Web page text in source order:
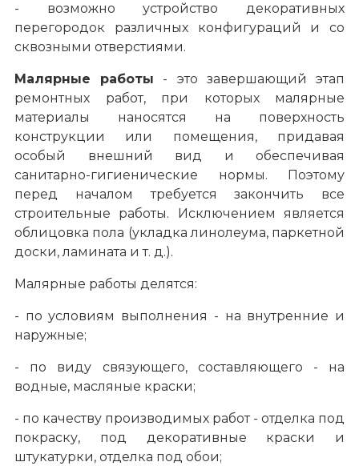
- возможно устройство декоративных
перегородок различных конфигураций и со
сквозными отверстиями.
Малярные работы - это завершающий этап
ремонтных работ, при которых малярные
материалы наносятся на поверхность
конструкции или помещения, придавая
особый внешний вид и обеспечивая
санитарно-гигиенические нормы. Поэтому
перед началом требуется закончить все
строительные работы. Исключением является
облицовка пола (укладка линолеума, паркетной
доски, ламината и т. д.).
Малярные работы делятся:
- по условиям выполнения - на внутренние и
наружные;
- по виду связующего, составляющего - на
водные, масляные краски;
- по качеству производимых работ - отделка под
покраску, под декоративные краски и
штукатурки, отделка под обои;